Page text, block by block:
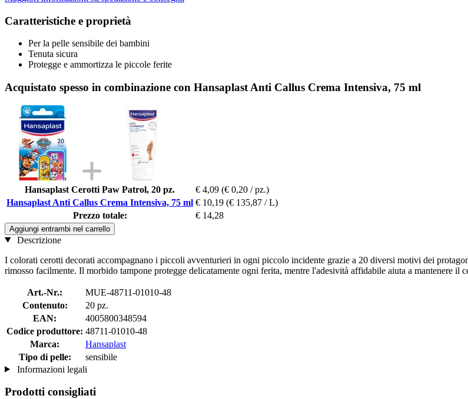
Caratteristiche e proprietà
Per la pelle sensibile dei bambini
Tenuta sicura
Protegge e ammortizza le piccole ferite
Acquistato spesso in combinazione con Hansaplast Anti Callus Crema Intensiva, 75 ml
Hansaplast Cerotti Paw Patrol, 20 pz. € 4,09 (€ 0,20 / pz.)
Hansaplast Anti Callus Crema Intensiva, 75 ml € 10,19 (€ 135,87 / L)
Prezzo totale:
€ 14,28
Aggiungi entrambi nel carrello
Descrizione
I colorati cerotti decorati accompagnano i piccoli avventurieri in ogni piccolo incidente grazie a 20 diversi motivi dei
rimosso facilmente. Il morbido tampone protegge delicatamente ogni ferita, mentre l'adesività affidabile aiuta a mantenere il
Art.-Nr.:
MUE-48711-01010-48
Contenuto:
20 pz.
EAN:
4005800348594
Codice produttore: 48711-01010-48
Marca:
Hansaplast
Tipo di pelle:
sensibile
Informazioni legali
Prodotti consigliati